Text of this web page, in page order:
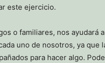
este ejercicio.
o familiares, nos ayudará
uno de nosotros, ya que
para hacer algo.